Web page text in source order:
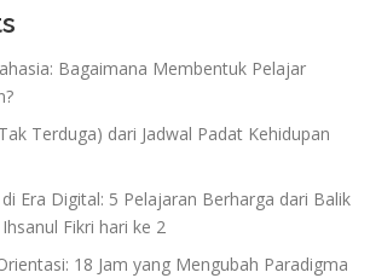
Bagaimana Membentuk Pelajar
Terduga) dari Jadwal Padat Kehidupan
Era Digital: 5 Pelajaran Berharga dari Balik
Fikri hari ke 2
18 Jam yang Mengubah Paradigma